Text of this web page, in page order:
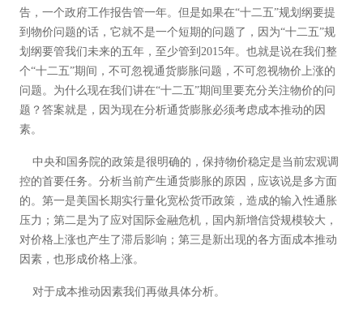
告，一个政府工作报告管一年。但是如果在“十二五”规划纲要提
到物价问题的话，它就不是一个短期的问题了，因为“十二五”规
划纲要管我们未来的五年，至少管到2015年。也就是说在我们整
个“十二五”期间，不可忽视通货膨胀问题，不可忽视物价上涨的
问题。为什么现在我们讲在“十二五”期间里要充分关注物价的问
题？答案就是，因为现在分析通货膨胀必须考虑成本推动的因
素。
中央和国务院的政策是很明确的，保持物价稳定是当前宏观调
控的首要任务。分析当前产生通货膨胀的原因，应该说是多方面
的。第一是美国长期实行量化宽松货币政策，造成的输入性通胀
压力；第二是为了应对国际金融危机，国内新增信贷规模较大，
对价格上涨也产生了滞后影响；第三是新出现的各方面成本推动
因素，也形成价格上涨。
对于成本推动因素我们再做具体分析。